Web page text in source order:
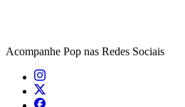
Acompanhe Pop nas Redes Sociais